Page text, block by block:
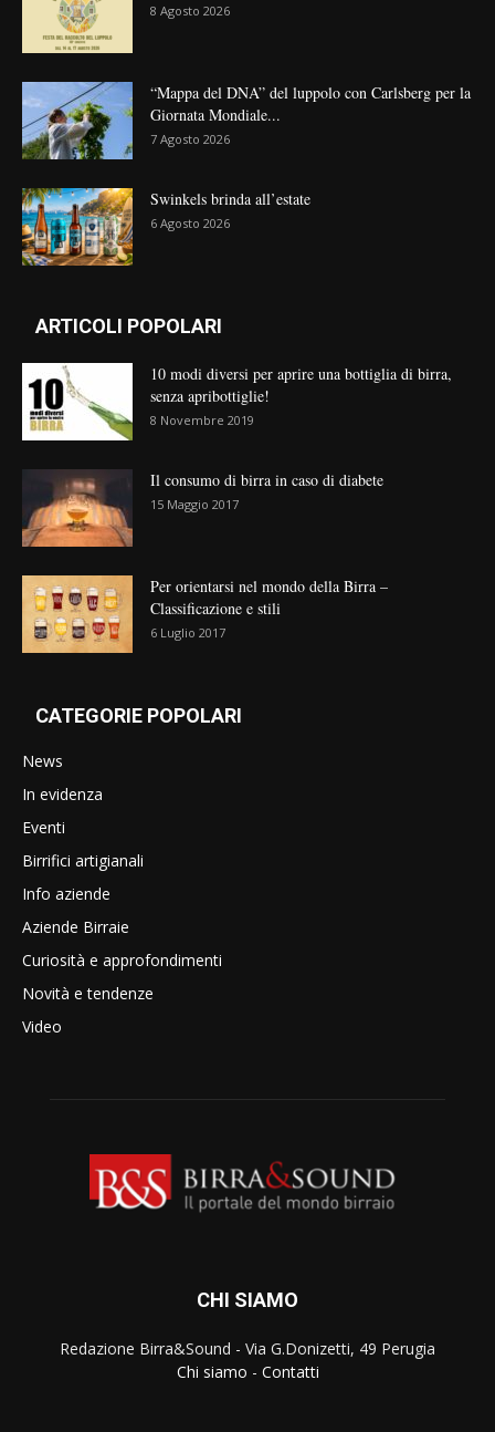
8 Agosto 2026
“Mappa del DNA” del luppolo con Carlsberg per la
Giornata Mondiale...
7 Agosto 2026
Swinkels brinda all’estate
6 Agosto 2026
ARTICOLI POPOLARI
10 modi diversi per aprire una bottiglia di birra,
senza apribottiglie!
8 Novembre 2019
Il consumo di birra in caso di diabete
15 Maggio 2017
Per orientarsi nel mondo della Birra –
Classificazione e stili
6 Luglio 2017
CATEGORIE POPOLARI
News
In evidenza
Eventi
Birrifici artigianali
Info aziende
Aziende Birraie
Curiosità e approfondimenti
Novità e tendenze
Video
CHI SIAMO
Redazione Birra&Sound - Via G.Donizetti, 49 Perugia
Chi siamo - Contatti